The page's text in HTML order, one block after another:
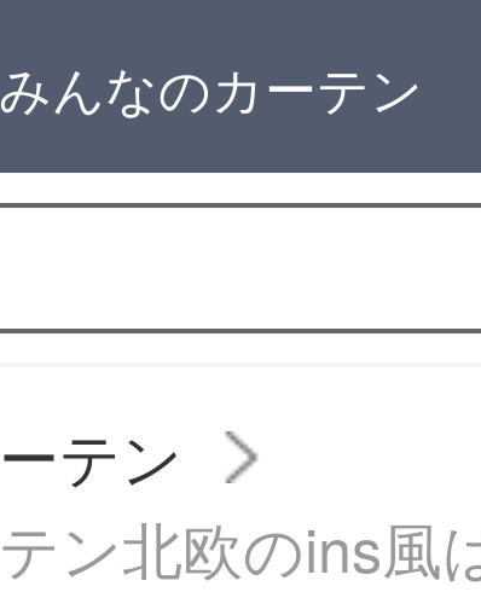
みんなのカーテン
テン
ン北欧のins風